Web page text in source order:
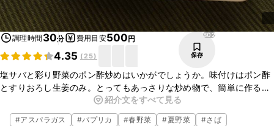
調理時間 30分 費用目安500円
4.35 (25)
802
保存
塩サバと彩り野菜のポン酢炒めはいかがでしょうか。味付けはポン酢
とすりおろし生姜のみ。とってもあっさりな炒め物で、簡単に作るこ
とができます。おかずにはもちろん、お酒のおつまみにもおすすめで
す。ぜひ、お試し下さい。
紹介文をすべて見る
#アスパラガス #パプリカ #春野菜 #夏野菜 #さば